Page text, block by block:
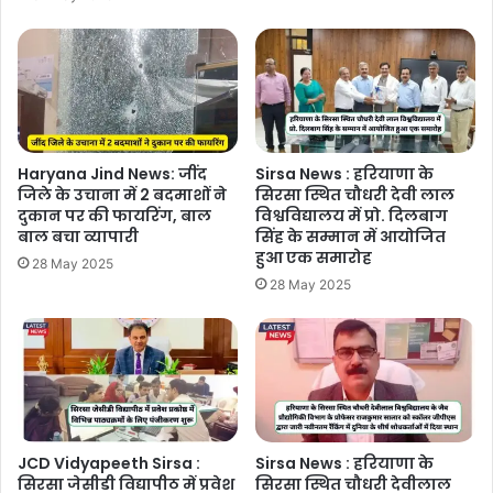
Haryana Jind News: जींद
जिले के उचाना में 2 बदमाशों ने
दुकान पर की फायरिंग, बाल
बाल बचा व्यापारी
28 May 2025
Sirsa News : हरियाणा के
सिरसा स्थित चौधरी देवी लाल
विश्वविद्यालय में प्रो. दिलबाग
सिंह के सम्मान में आयोजित
हुआ एक समारोह
28 May 2025
JCD Vidyapeeth Sirsa :
सिरसा जेसीडी विद्यापीठ में प्रवेश
Sirsa News : हरियाणा के
सिरसा स्थित चौधरी देवीलाल